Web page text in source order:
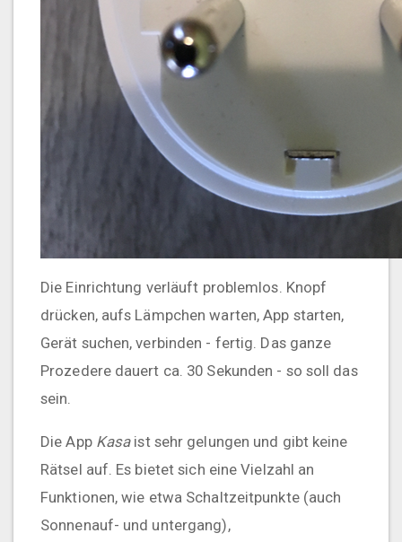
Die Einrichtung verläuft problemlos. Knopf
drücken, aufs Lämpchen warten, App starten,
Gerät suchen, verbinden - fertig. Das ganze
Prozedere dauert ca. 30 Sekunden - so soll das
sein.
Die App Kasaist sehr gelungen und gibt keine
Rätsel auf. Es bietet sich eine Vielzahl an
Funktionen, wie etwa Schaltzeitpunkte (auch
Sonnenauf- und untergang),